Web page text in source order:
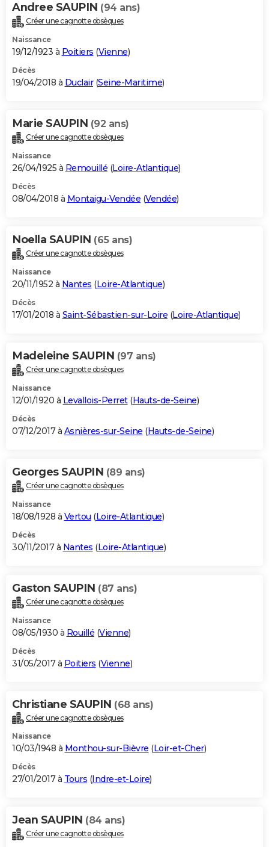
Andree SAUPIN (94 ans)
Créer une cagnotte obsèques
Naissance
19/12/1923 à Poitiers (Vienne)
Décès
19/04/2018 à Duclair(Seine-Maritime)
Marie SAUPIN (92 ans)
Créer une cagnotte obsèques
Naissance
26/04/1925 à Remouillé (Loire-Atlantique)
Décès
08/04/2018 à Montaigu-Vendée (Vendée)
Noella SAUPIN (65 ans)
Créer une cagnotte obsèques
Naissance
20/11/1952 à Nantes (Loire-Atlantique)
Décès
17/01/2018 à Saint-Sébastien-sur-Loire (Loire-Atlantique)
Madeleine SAUPIN (97 ans)
Créer une cagnotte obsèques
Naissance
12/01/1920 à Levallois-Perret(Hauts-de-Seine)
Décès
07/12/2017 à Asnières-sur-Seine (Hauts-de-Seine)
Georges SAUPIN (89 ans)
Créer une cagnotte obsèques
Naissance
18/08/1928 à Vertou (Loire-Atlantique)
Décès
30/11/2017 à Nantes (Loire-Atlantique)
Gaston SAUPIN (87 ans)
Créer une cagnotte obsèques
Naissance
08/05/1930 à Rouillé (Vienne)
Décès
31/05/2017 à Poitiers (Vienne)
Christiane SAUPIN (68 ans)
Créer une cagnotte obsèques
Naissance
10/03/1948 à Monthou-sur-Bièvre (Loir-et-Cher)
Décès
27/01/2017 à Tours (Indre-et-Loire)
Jean SAUPIN (84 ans)
Créer une cagnotte obsèques